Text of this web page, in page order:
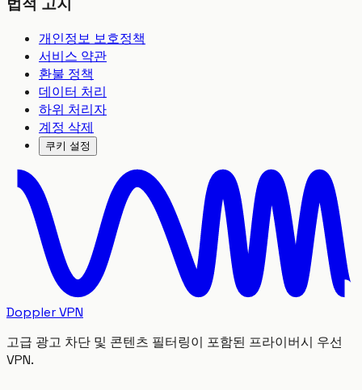
법적 고지
개인정보 보호정책
서비스 약관
환불 정책
데이터 처리
하위 처리자
계정 삭제
쿠키 설정
Doppler VPN
고급 광고 차단 및 콘텐츠 필터링이 포함된 프라이버시 우선
VPN.